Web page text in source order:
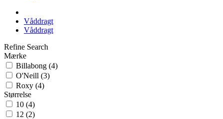
Våddragt
Våddragt
Refine Search
Mærke
Billabong (4)
O'Neill (3)
Roxy (4)
Størrelse
10 (4)
12 (2)